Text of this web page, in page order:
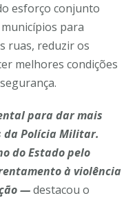
esforço conjunto
para
ruas, reduzir os
melhores condições
para dar mais
da Polícia Militar.
do Estado pelo
à violência
—destacou o